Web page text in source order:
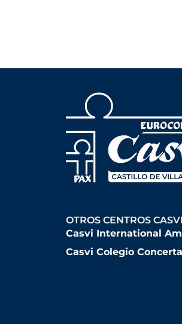
OTROS CENTROS
Casvi International
Casvi Colegio